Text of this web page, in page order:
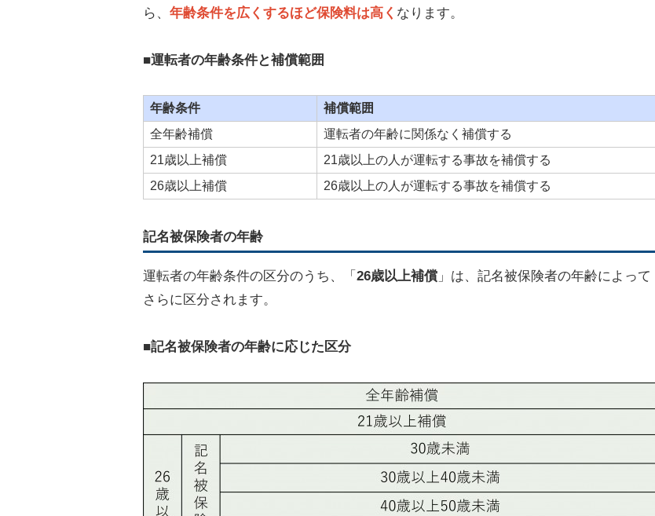
ら、 年齢条件を広くするほど保険料は高く なります。
■運転者の年齢条件と補償範囲
年齢条件
補償範囲
全年齢補償
運転者の年齢に関係なく補償する
21歳以上補償
21歳以上の人が運転する事故を補償する
26歳以上補償
26歳以上の人が運転する事故を補償する
記名被保険者の年齢
運転者の年齢条件の区分のうち、「 26歳以上補償 」は、記名被保険者の年齢によって
さらに区分されます。
■記名被保険者の年齢に応じた区分